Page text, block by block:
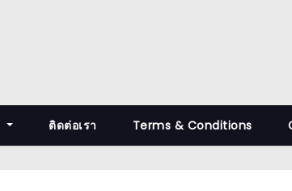
ติดต่อเรา Terms & Conditions